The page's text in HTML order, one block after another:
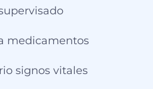
medicamentos
signos vitales